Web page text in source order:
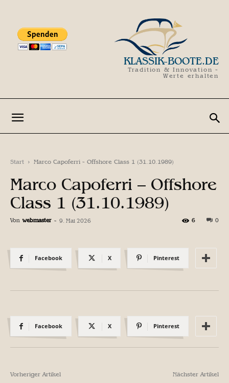
KLASSIK-BOOTE.DE
Tradition & Innovation -
Werte erhalten
Start Marco Capoferri - Offshore Class 1 (31.10.1989)
Marco Capoferri – Offshore
Class 1 (31.10.1989)
Von webmaster - 9. Mai 2026 0
6
Facebook X Pinterest
Facebook X Pinterest
Vorheriger Artikel Nächster Artikel